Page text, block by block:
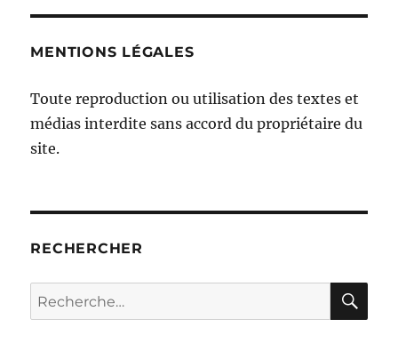
MENTIONS LÉGALES
Toute reproduction ou utilisation des textes et
médias interdite sans accord du propriétaire du
site.
RECHERCHER
Recherche
pour :